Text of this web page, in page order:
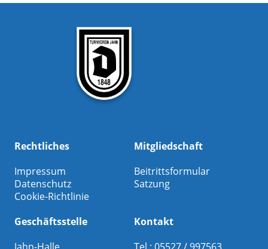
Rechtliches
Impressum
Datenschutz
Cookie-Richtlinie
Mitgliedschaft
Beitrittsformular
Satzung
Geschäftsstelle
Kontakt